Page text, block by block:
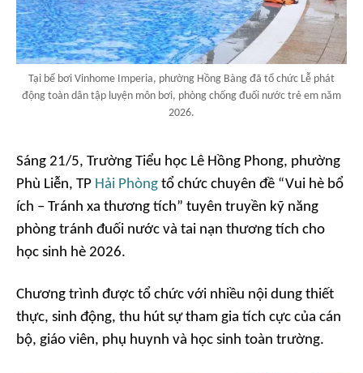
Tại bể bơi Vinhome Imperia, phường Hồng Bàng đã tổ chức Lễ phát
động toàn dân tập luyện môn bơi, phòng chống đuối nước trẻ em năm
2026.
Sáng 21/5, Trường Tiểu học Lê Hồng Phong, phường
Phù Liễn, TP Hải Phòng tổ chức chuyên đề “Vui hè bổ
ích – Tránh xa thương tích” tuyên truyền kỹ năng
phòng tránh đuối nước và tai nạn thương tích cho
học sinh hè 2026.
Chương trình được tổ chức với nhiều nội dung thiết
thực, sinh động, thu hút sự tham gia tích cực của cán
bộ, giáo viên, phụ huynh và học sinh toàn trường.